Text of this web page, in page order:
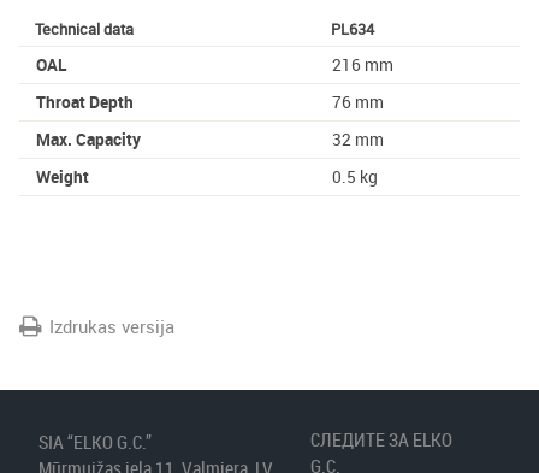
Technical data PL634
OAL
216 mm
Throat Depth
76 mm
Max. Capacity
32 mm
Weight
0.5 kg
Izdrukas versija
SIA “ELKO G.C.”
СЛЕДИТЕ ЗА ELKO
G.C.